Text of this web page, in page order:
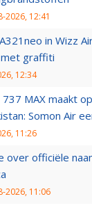
2026, 12:41
in Wizz
graffiti
12:34
737 MAX maakt
Somon Air
11:26
over officiële
2026, 11:06